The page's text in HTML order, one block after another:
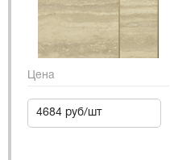
Цена
4684 руб/шт